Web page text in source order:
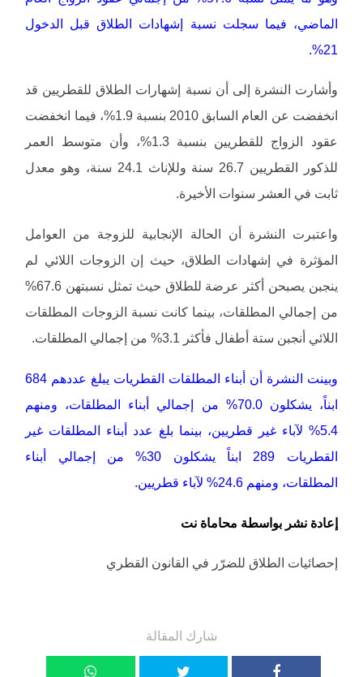
الماضي، فيما سجلت نسبة إشهادات الطلاق قبل الدخول
21%.
وأشارت النشرة إلى أن نسبة إشهارات الطلاق للقطريين قد
انخفضت عن العام السابق 2010 بنسبة 1.9%، فيما انخفضت
عقود الزواج للقطريين بنسبة 1.3%، وأن متوسط العمر
للذكور القطريين 26.7 سنة وللإناث 24.1 سنة، وهو معدل
ثابت في العشر سنوات الأخيرة.
واعتبرت النشرة أن الحالة الإنجابية للزوجة من العوامل
المؤثرة في إشهادات الطلاق، حيث إن الزوجات اللائي لم
ينجبن يصبحن أكثر عرضة للطلاق حيث تمثل نسبتهن 67.6%
من إجمالي المطلقات، بينما كانت نسبة الزوجات المطلقات
اللائي أنجبن ستة أطفال فأكثر 3.1% من إجمالي المطلقات.
وبينت النشرة أن أبناء المطلقات القطريات يبلغ عددهم 684
ابناً، يشكلون 70.0% من إجمالي أبناء المطلقات، ومنهم
5.4% لآباء غير قطريين، بينما بلغ عدد أبناء المطلقات غير
القطريات 289 ابناً يشكلون 30% من إجمالي أبناء
المطلقات، ومنهم 24.6% لآباء قطريين.
إعادة نشر بواسطة محاماة نت
إحصائيات الطلاق للضرّر في القانون القطري
شارك المقالة